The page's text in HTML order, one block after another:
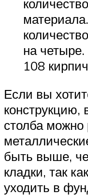
на четыре.
108
Если вы
конструкцию,
столба можно
быть выше,
кладки, так
уходить в